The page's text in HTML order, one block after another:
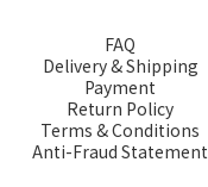
FAQ
Delivery & Shipping
Payment
Return Policy
Terms & Conditions
Anti-Fraud Statement